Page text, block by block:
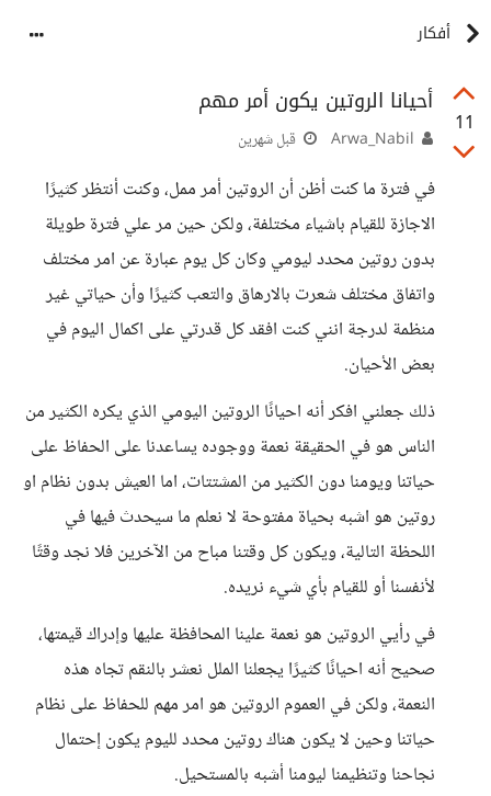
أفكار
11
أحيانا الروتين يكون أمر مهم
قبل شهرين
في فترة ما كنت أظن أن الروتين أمر ممل، وكنت أنتظر كثيرًا
الاجازة للقيام باشياء مختلفة، ولكن حين مر علي فترة طويلة
بدون روتين محدد ليومي وكان كل يوم عبارة عن امر مختلف
واتفاق مختلف شعرت بالارهاق والتعب كثيرًا وأن حياتي غير
منظمة لدرجة انني كنت افقد كل قدرتي على اكمال اليوم في
بعض الأحيان.
ذلك جعلني افكر أنه احيانًا الروتين اليومي الذي يكره الكثير من
الناس هو في الحقيقة نعمة ووجوده يساعدنا على الحفاظ على
حياتنا ويومنا دون الكثير من المشتتات، اما العيش بدون نظام او
روتين هو اشبه بحياة مفتوحة لا نعلم ما سيحدث فيها في
اللحظة التالية، ويكون كل وقتنا مباح من الآخرين فلا نجد وقتًا
لأنفسنا أو للقيام بأي شيء نريده.
في رأيي الروتين هو نعمة علينا المحافظة عليها وإدراك قيمتها،
صحيح أنه احيانًا كثيرًا يجعلنا الملل نعشر بالنقم تجاه هذه
النعمة، ولكن في العموم الروتين هو امر مهم للحفاظ على نظام
حياتنا وحين لا يكون هناك روتين محدد لليوم يكون إحتمال
نجاحنا وتنظيمنا ليومنا أشبه بالمستحيل.